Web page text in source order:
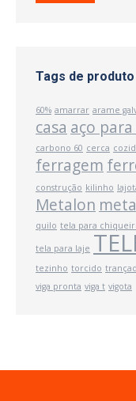
Tags de produto
60% amarrar arame
casa aço
carbono 60 cerca
ferragem
construção kilinho
Metalon
quilo tela para
tela para laje
tezinho torcido
viga pronta viga t vigota